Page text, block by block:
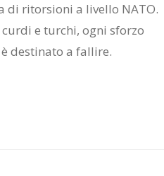
di ri­tor­sio­ni a li­vel­lo NATO.
e tur­chi, ogni sfor­zo
de­sti­na­to a fal­li­re.